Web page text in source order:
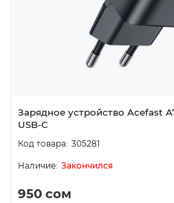
Зарядное устройство Acefast
USB-C
305281
Закончился
950 сом